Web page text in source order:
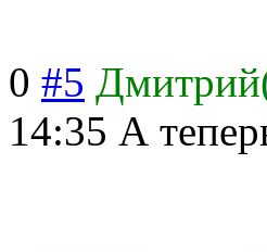
0 #5
14:35 А